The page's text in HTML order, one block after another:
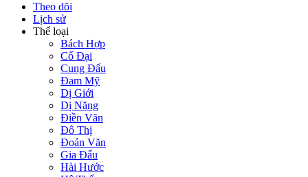
Theo dõi
Lịch sử
Thể loại
Bách Hợp
Cổ Đại
Cung Đấu
Đam Mỹ
Dị Giới
Dị Năng
Điền Văn
Đô Thị
Đoản Văn
Gia Đấu
Hài Hước